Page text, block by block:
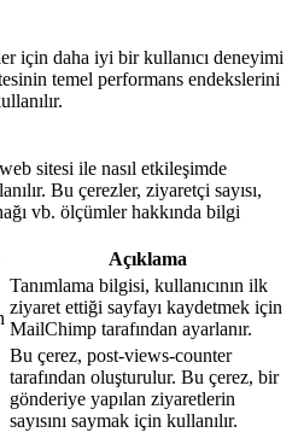
için daha iyi bir kullanıcı deneyimi
temel performans endekslerini
sitesi ile nasıl etkileşimde
Bu çerezler, ziyaretçi sayısı,
vb. ölçümler hakkında bilgi
Açıklama
Tanımlama bilgisi, kullanıcının ilk
ziyaret ettiği sayfayı kaydetmek için
MailChimp tarafından ayarlanır.
Bu çerez, post-views-counter
tarafından oluşturulur. Bu çerez, bir
gönderiye yapılan ziyaretlerin
sayısını saymak için kullanılır.